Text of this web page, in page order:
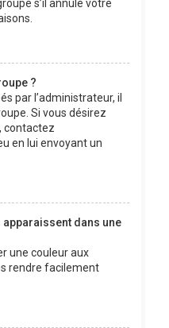
s’il annule votre
?
par l’administrateur, il
Si vous désirez
contactez
en lui envoyant un
dans une
une couleur aux
rendre facilement